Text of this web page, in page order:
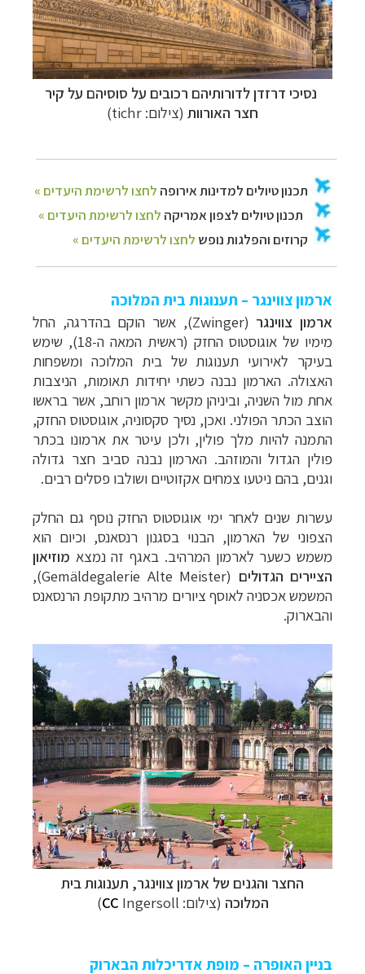
נסיכי דרזדן לדורותיהם רכובים על סוסיהם על קיר
חצר האורוות (צילום: tichr)
ארמון צווינגר – תענוגות בית המלוכה
ארמון צווינגר (
Zwinger
), אשר הוקם בהדרגה, החל
מימיו של אוגוסטוס החזק (ראשית המאה ה-18), שימש
בעיקר לאירועי תענוגות של בית המלוכה ומשפחות
האצולה. הארמון נבנה כשתי יחידות תאומות, הניצבות
אחת מול השניה, וביניהן מקשר ארמון רוחב, אשר בראשו
הוצב הכתר הפולני. ואכן, נסיך סקסוניה, אוגוסטוס החזק,
התמנה להיות מלך פולין, ולכן עיטר את ארמונו בכתר
פולין הגדול והמוזהב. הארמון נבנה סביב חצר גדולה
וגנים, בהם ניטעו צמחים אקזוטיים ושולבו פסלים רבים.
עשרות שנים לאחר ימי אוגוסטוס החזק נוסף גם החלק
הצפוני של הארמון, הבנוי בסגנון רנסאנס, וכיום הוא
משמש כשער לארמון המרהיב. באגף זה נמצא מוזיאון
הציירים הגדולים (Gemäldegalerie Alte Meister),
המשמש אכסניה לאוסף ציורים מרהיב מתקופת הרנסאנס
והבארוק.
החצר והגנים של ארמון צווינגר, תענוגות בית
המלוכה (צילום: CC Ingersoll)
בניין האופרה – מופת אדריכלות הבארוק